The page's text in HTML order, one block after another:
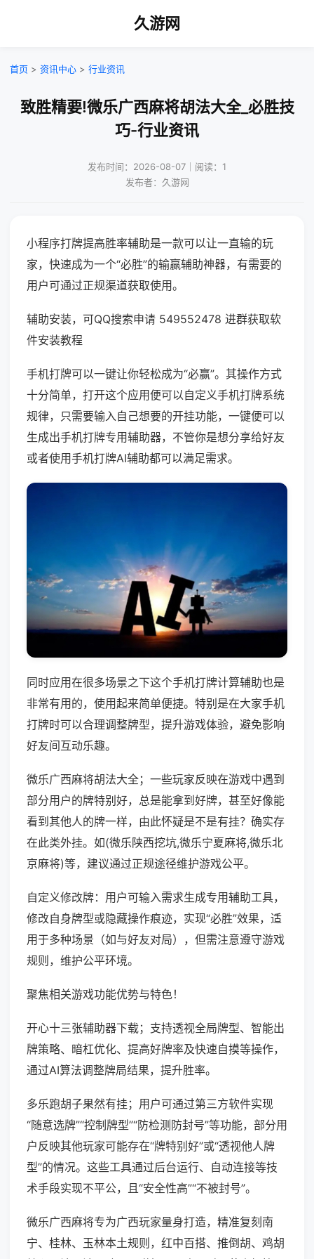
久游网
首页 > 资讯中心 > 行业资讯
致胜精要!微乐广西麻将胡法大全_必胜技
巧-行业资讯
发布时间：2026-08-07｜阅读：1
发布者：久游网
小程序打牌提高胜率辅助是一款可以让一直输的玩
家，快速成为一个“必胜”的输赢辅助神器，有需要的
用户可通过正规渠道获取使用。
辅助安装，可QQ搜索申请 549552478 进群获取软
件安装教程
手机打牌可以一键让你轻松成为“必赢”。其操作方式
十分简单，打开这个应用便可以自定义手机打牌系统
规律，只需要输入自己想要的开挂功能，一键便可以
生成出手机打牌专用辅助器，不管你是想分享给好友
或者使用手机打牌AI辅助都可以满足需求。
同时应用在很多场景之下这个手机打牌计算辅助也是
非常有用的，使用起来简单便捷。特别是在大家手机
打牌时可以合理调整牌型，提升游戏体验，避免影响
好友间互动乐趣。
微乐广西麻将胡法大全；一些玩家反映在游戏中遇到
部分用户的牌特别好，总是能拿到好牌，甚至好像能
看到其他人的牌一样，由此怀疑是不是有挂？确实存
在此类外挂。如(微乐陕西挖坑,微乐宁夏麻将,微乐北
京麻将)等，建议通过正规途径维护游戏公平。
自定义修改牌：用户可输入需求生成专用辅助工具，
修改自身牌型或隐藏操作痕迹，实现“必胜”效果，适
用于多种场景（如与好友对局），但需注意遵守游戏
规则，维护公平环境。
聚焦相关游戏功能优势与特色！
开心十三张辅助器下载；支持透视全局牌型、智能出
牌策略、暗杠优化、提高好牌率及快速自摸等操作，
通过AI算法调整牌局结果，提升胜率。
多乐跑胡子果然有挂；用户可通过第三方软件实现
“随意选牌”“控制牌型”“防检测防封号”等功能，部分用
户反映其他玩家可能存在“牌特别好”或“透视他人牌
型”的情况。这些工具通过后台运行、自动连接等技
术手段实现不平公，且“安全性高”“不被封号”。
微乐广西麻将专为广西玩家量身打造，精准复刻南
宁、桂林、玉林本土规则，红中百搭、推倒胡、鸡胡